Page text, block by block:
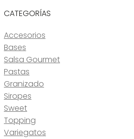
CATEGORÍAS
Accesorios
Bases
Salsa Gourmet
Pastas
Granizado
Siropes
Sweet
Topping
Variegatos